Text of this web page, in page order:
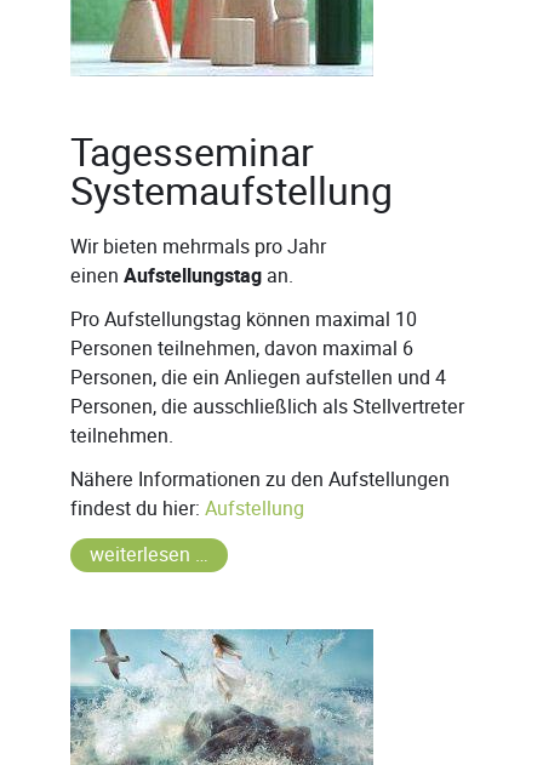
Tagesseminar
Systemaufstellung
Wir bieten mehrmals pro Jahr
einen Aufstellungstag an.
Pro Aufstellungstag können maximal 10
Personen teilnehmen, davon maximal 6
Personen, die ein Anliegen aufstellen und 4
Personen, die ausschließlich als Stellvertreter
teilnehmen.
Nähere Informationen zu den Aufstellungen
findest du hier: Aufstellung
weiterlesen …